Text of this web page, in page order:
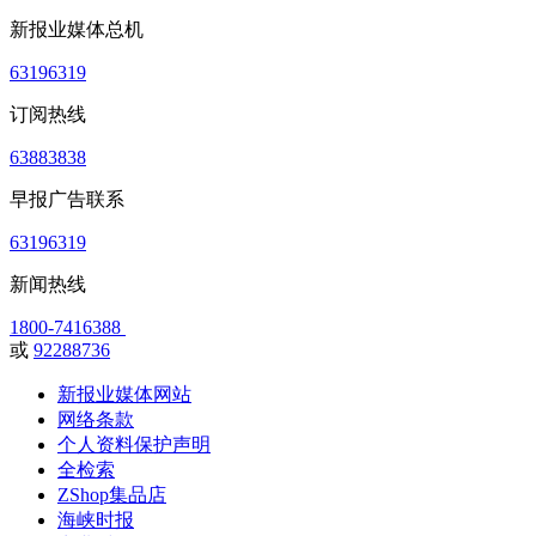
新报业媒体总机
63196319
订阅热线
63883838
早报广告联系
63196319
新闻热线
1800-7416388
或 92288736
新报业媒体网站
网络条款
个人资料保护声明
全检索
ZShop集品店
海峡时报